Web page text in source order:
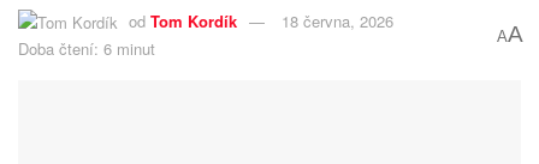
od Tom Kordík
18 června, 2026
Doba čtení: 6 minut
AA